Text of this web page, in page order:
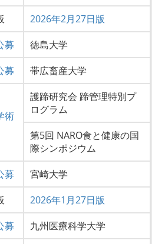
2026年2月27日版
募
徳島大学
募 帯広畜産大学
術
護蹄研究会 蹄管理特別プ
ログラム
第5回 NARO食と健康の国
際シンポジウム
募
宮崎大学
2026年1月27日版
募 九州医療科学大学